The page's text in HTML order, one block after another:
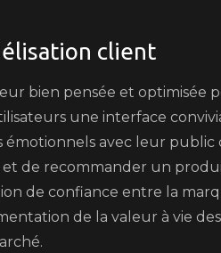
client
bien pensée et
une interface
avec leur public
et de recommander un
de confiance entre la
de la valeur à vie